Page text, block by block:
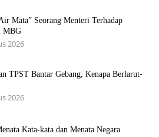
Mata” Seorang Menteri Terhadap
MBG
2026
TPST Bantar Gebang, Kenapa Berlarut-
2026
Kata-kata dan Menata Negara